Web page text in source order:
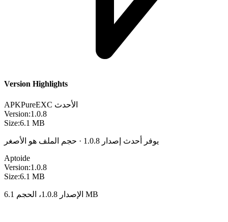
Version Highlights
APKPureEXC الأحدث
Version:1.0.8
Size:6.1 MB
يوفر أحدث إصدار 1.0.8 · حجم الملف هو الأصغر
Aptoide
Version:1.0.8
Size:6.1 MB
الإصدار 1.0.8، الحجم 6.1 MB